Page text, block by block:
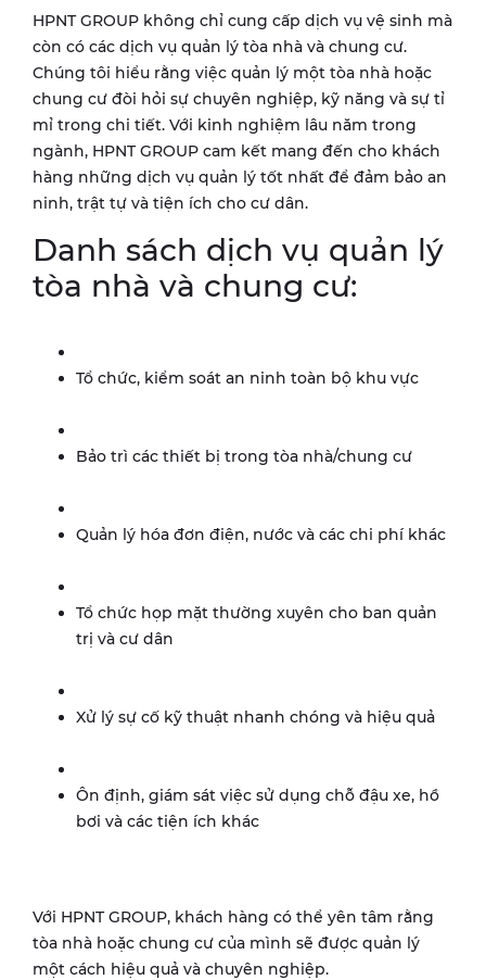
HPNT GROUP không chỉ cung cấp dịch vụ vệ sinh mà
còn có các dịch vụ quản lý tòa nhà và chung cư.
Chúng tôi hiểu rằng việc quản lý một tòa nhà hoặc
chung cư đòi hỏi sự chuyên nghiệp, kỹ năng và sự tỉ
mỉ trong chi tiết. Với kinh nghiệm lâu năm trong
ngành, HPNT GROUP cam kết mang đến cho khách
hàng những dịch vụ quản lý tốt nhất để đảm bảo an
ninh, trật tự và tiện ích cho cư dân.
Danh sách dịch vụ quản lý
tòa nhà và chung cư:
Tổ chức, kiểm soát an ninh toàn bộ khu vực
Bảo trì các thiết bị trong tòa nhà/chung cư
Quản lý hóa đơn điện, nước và các chi phí khác
Tổ chức họp mặt thường xuyên cho ban quản
trị và cư dân
Xử lý sự cố kỹ thuật nhanh chóng và hiệu quả
Ôn định, giám sát việc sử dụng chỗ đậu xe, hồ
bơi và các tiện ích khác
Với HPNT GROUP, khách hàng có thể yên tâm rằng
tòa nhà hoặc chung cư của mình sẽ được quản lý
một cách hiệu quả và chuyên nghiệp.